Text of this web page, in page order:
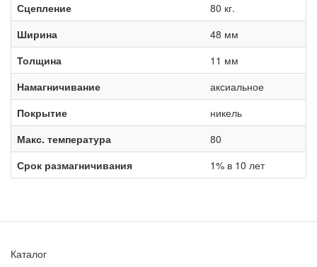
Сцепление
80 кг.
Ширина
48 мм
Толщина
11 мм
Намагничивание
аксиальное
Покрытие
никель
Макс. температура
80
Срок размагничивания
1% в 10 лет
Каталог